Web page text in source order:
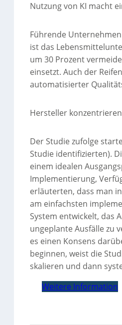
Nutzung von KI macht
Führende
ist das
um 30 Prozent
einsetzt. Auch der
automatisierter
Hersteller
Der Studie zufolge
Studie identifizierten).
einem idealen
Implementierung,
erläuterten, dass man
am einfachsten
System entwickelt, das
ungeplante Ausfälle zu
es einen Konsens
beginnen, weist die
skalieren und dann
Weitere Information